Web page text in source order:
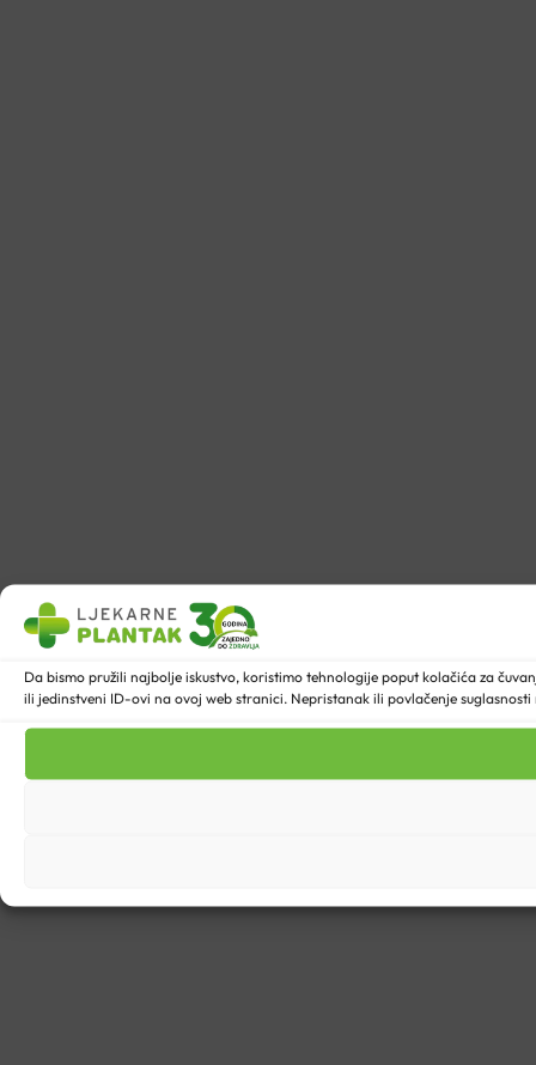
Da bismo pružili najbolje iskustvo, koristimo tehnologije poput kolačića za
ili jedinstveni ID-ovi na ovoj web stranici. Nepristanak ili povlačenje